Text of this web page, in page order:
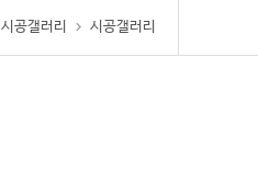
시공갤러리 chevron_right 시공갤러리